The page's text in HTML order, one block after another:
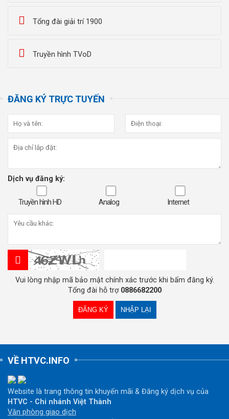
Tổng đài giải trí 1900
Truyền hình TVoD
ĐĂNG KÝ TRỰC TUYẾN
Dịch vụ đăng ký:
Truyền hình HD Analog Internet
Vui lòng nhập mã bảo mật chính xác trước khi bấm đăng ký.
Tổng đài hỗ trợ 0886682200
VỀ HTVC.INFO
Website là trang thông tin khuyến mãi & Đăng ký dịch vụ của
HTVC - Chi nhánh Việt Thành
Văn phòng giao dịch